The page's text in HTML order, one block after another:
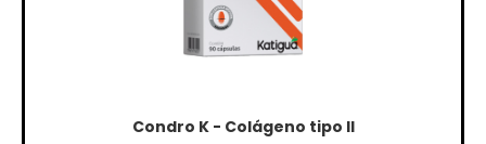
Condro K - Colágeno tipo II